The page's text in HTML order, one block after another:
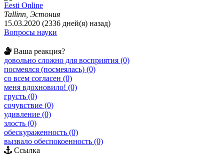
Eesti Online
Tallinn, Эстония
15.03.2020 (2336 дней(я) назад)
Вопросы науки
Ваша реакция?
довольно сложно для восприятия (0)
посмеялся (посмеялась) (0)
со всем согласен (0)
меня вдохновило! (0)
грусть (0)
сочувствие (0)
удивление (0)
злость (0)
обескураженность (0)
вызвало обеспокоенность (0)
Ссылка